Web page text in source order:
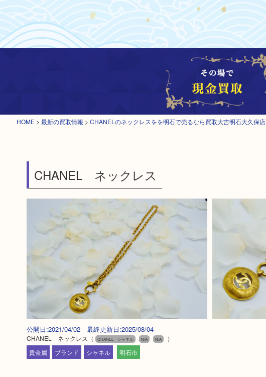
HOME > 最新の買取情報 > CHANELのネックレスをを明石で売るなら買取大吉明石大久保店
CHANEL ネックレス
公開日:2021/04/02 最終更新日:2025/08/04
CHANEL ネックレス （ CHANEL シャネル N/A N/A
）
貴金属
ブランド シャネル 明石市